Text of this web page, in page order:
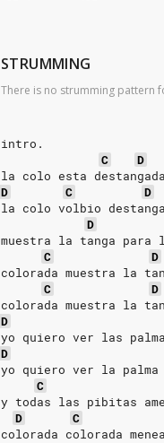
STRUMMING
There is no strumming pattern
intro.
C
D
la colo esta destangada
D
C D
la colo volbio
D
muestra la tanga para
C
D
colorada muestra la
C
D
colorada muestra la
D
yo quiero ver las
D
yo quiero ver la
C
y todas las pibitas
D
C
colorada colorada